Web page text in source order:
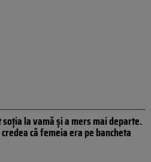
la vamă și a mers mai departe.
că femeia era pe bancheta